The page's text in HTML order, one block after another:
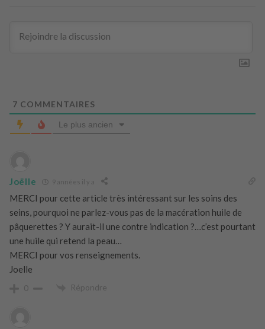
7 COMMENTAIRES
Le plus ancien
Joëlle 9 années il y a
MERCI pour cette article très intéressant sur les soins des
seins, pourquoi ne parlez-vous pas de la macération huile de
pâquerettes ? Y aurait-il une contre indication ?…c’est pourtant
une huile qui retend la peau…
MERCI pour vos renseignements.
Joelle
0 Répondre